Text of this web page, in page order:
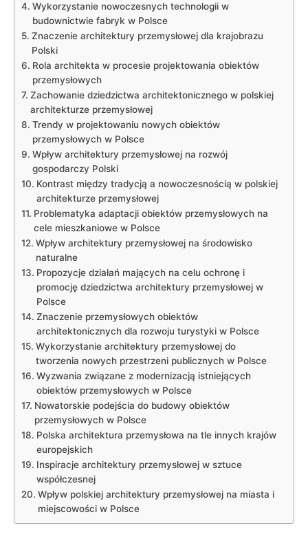
Wykorzystanie nowoczesnych technologii w
budownictwie fabryk w Polsce
Znaczenie architektury przemysłowej dla krajobrazu
Polski
Rola architekta w procesie projektowania obiektów
przemysłowych
Zachowanie dziedzictwa architektonicznego w polskiej
architekturze przemysłowej
Trendy w projektowaniu nowych obiektów
przemysłowych w Polsce
Wpływ architektury przemysłowej na rozwój
gospodarczy Polski
Kontrast między tradycją a nowoczesnością w polskiej
architekturze przemysłowej
Problematyka adaptacji obiektów przemysłowych na
cele mieszkaniowe w Polsce
Wpływ architektury przemysłowej na środowisko
naturalne
Propozycje działań mających na celu ochronę i
promocję dziedzictwa architektury przemysłowej w
Polsce
Znaczenie przemysłowych obiektów
architektonicznych dla rozwoju turystyki w Polsce
Wykorzystanie architektury przemysłowej do
tworzenia nowych przestrzeni publicznych w Polsce
Wyzwania związane z modernizacją istniejących
obiektów przemysłowych w Polsce
Nowatorskie podejścia do budowy obiektów
przemysłowych w Polsce
Polska architektura przemysłowa na tle innych krajów
europejskich
Inspiracje architektury przemysłowej w sztuce
współczesnej
Wpływ polskiej architektury przemysłowej na miasta i
miejscowości w Polsce